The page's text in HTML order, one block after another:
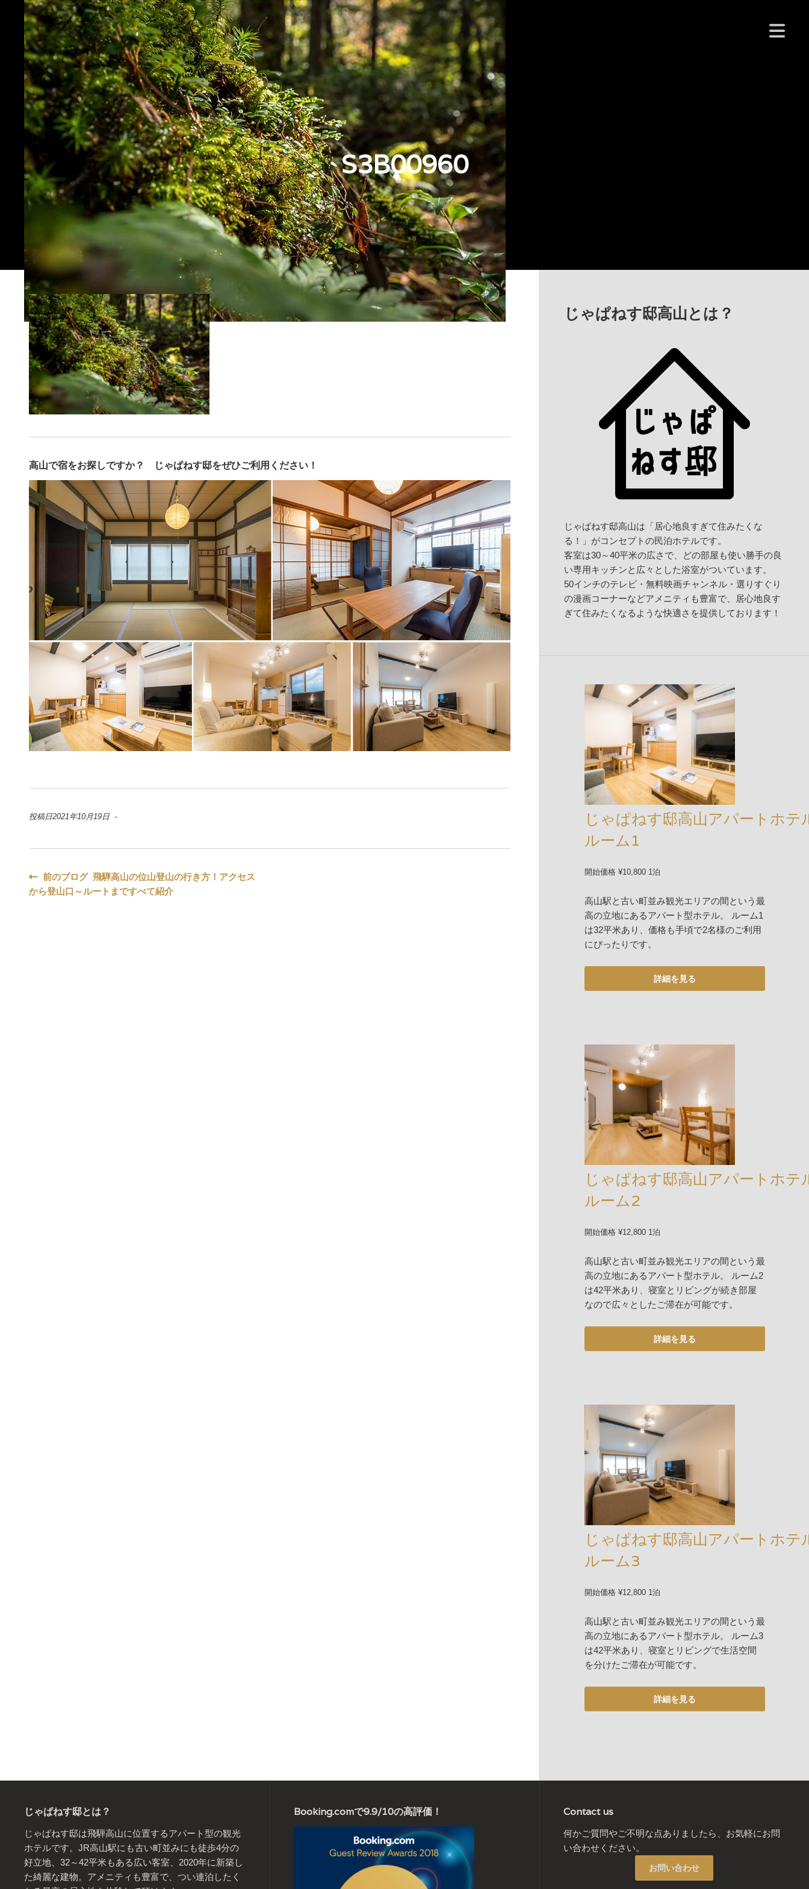
S3B00960
高山で宿をお探しですか？ じゃぱねす邸をぜひご利用ください！
投稿日2021年10月19日 -
投
稿
前のブログ 飛騨高山の位山登山の行き方！アクセス
から登山口～ルートまですべて紹介
じゃぱねす邸高山とは？
じゃぱねす邸高山は「居心地良すぎて住みたくな
る！」がコンセプトの民泊ホテルです。
客室は30～40平米の広さで、どの部屋も使い勝手の良
い専用キッチンと広々とした浴室がついています。
50インチのテレビ・無料映画チャンネル・選りすぐり
の漫画コーナーなどアメニティも豊富で、居心地良す
ぎて住みたくなるような快適さを提供しております！
じゃぱねす邸高山アパートホテ
ルーム1
開始価格 ¥10,800 1泊
高山駅と古い町並み観光エリアの間という最
高の立地にあるアパート型ホテル。 ルーム1
は32平米あり、価格も手頃で2名様のご利用
にぴったりです。
じゃぱねす邸高山アパートホテ
ルーム2
開始価格 ¥12,800 1泊
高山駅と古い町並み観光エリアの間という最
高の立地にあるアパート型ホテル。 ルーム2
は42平米あり、寝室とリビングが続き部屋
なので広々としたご滞在が可能です。
じゃぱねす邸高山アパートホテ
ルーム3
開始価格 ¥12,800 1泊
高山駅と古い町並み観光エリアの間という最
高の立地にあるアパート型ホテル。 ルーム3
は42平米あり、寝室とリビングで生活空間
を分けたご滞在が可能です。
じゃぱねす邸とは？
じゃぱねす邸は飛騨高山に位置するアパート型の観光
ホテルです。JR高山駅にも古い町並みにも徒歩4分の
好立地、32～42平米もある広い客室、2020年に新築し
た綺麗な建物。アメニティも豊富で、つい連泊したく
Booking.comで9.9/10の高評価！ Contact us
何かご質問やご不明な点ありましたら、お気軽にお問
い合わせください。
お問い合わせ